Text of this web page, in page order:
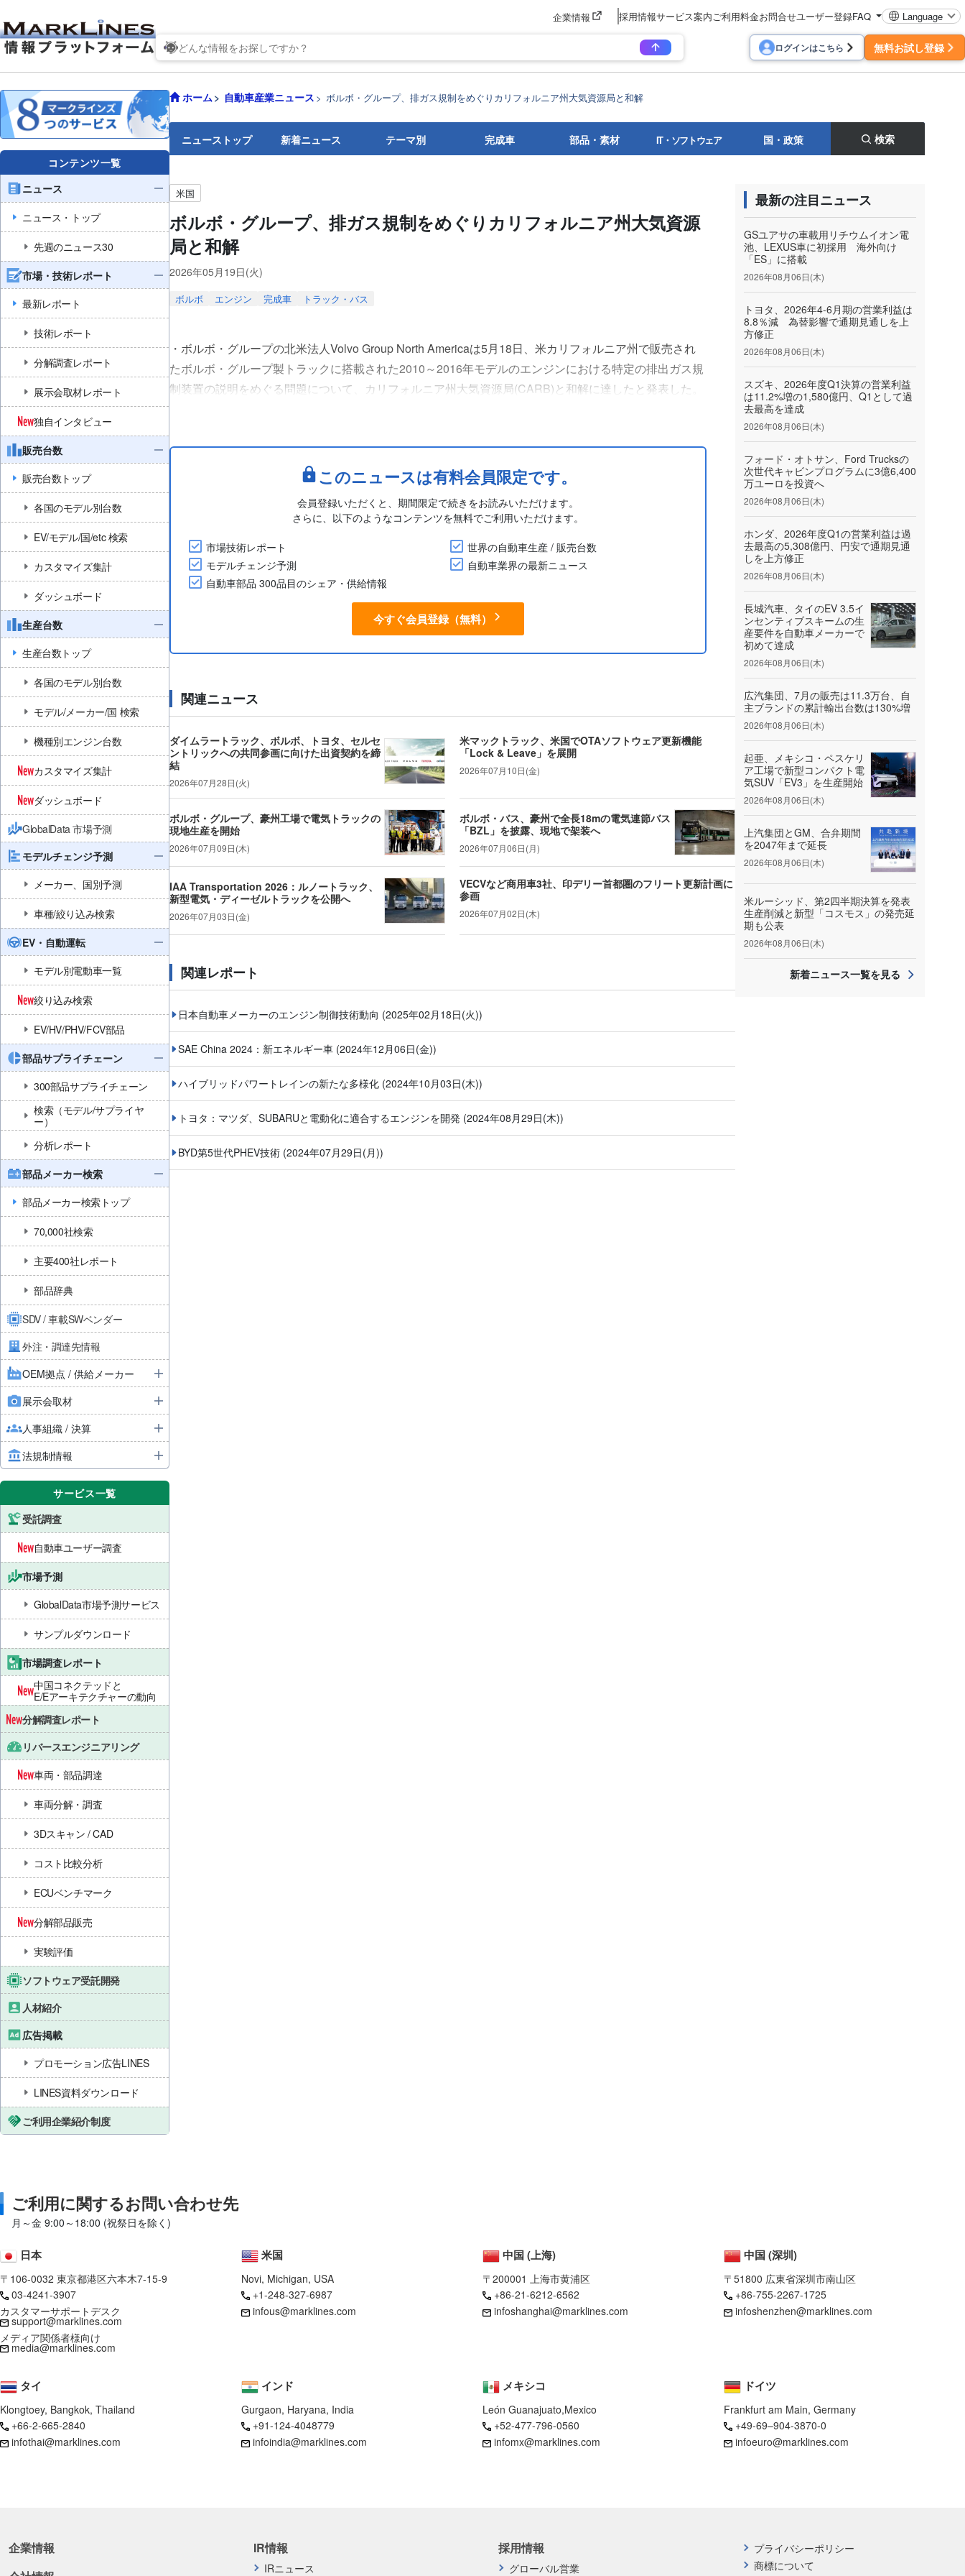
企業情報 採用情報サービス案内 ご利用料金お問合せユーザー登録FAQ Language
ログインはこちら 無料お試し登録
コンテンツ一覧
ニュース
ニュース・トップ
先週のニュース30
市場・技術レポート
最新レポート
技術レポート
分解調査レポート
展示会取材レポート
独自インタビュー
販売台数
販売台数トップ
各国のモデル別台数
EV/モデル/国/etc 検索
カスタマイズ集計
ダッシュボード
生産台数
生産台数トップ
各国のモデル別台数
モデル/メーカー/国 検索
機種別エンジン台数
カスタマイズ集計
ダッシュボード
GlobalData 市場予測
モデルチェンジ予測
メーカー、国別予測
車種/絞り込み検索
EV・自動運転
モデル別電動車一覧
絞り込み検索
EV/HV/PHV/FCV部品
部品サプライチェーン
300部品サプライチェーン
検索（モデル/サプライヤ
ー）
分析レポート
部品メーカー検索
部品メーカー検索トップ
70,000社検索
主要400社レポート
部品辞典
SDV / 車載SWベンダー
外注・調達先情報
OEM拠点 / 供給メーカー
展示会取材
人事組織 / 決算
法規制情報
サービス一覧
受託調査
自動車ユーザー調査
市場予測
GlobalData市場予測サービス
サンプルダウンロード
市場調査レポート
中国コネクテッドと
E/Eアーキテクチャーの動向
分解調査レポート
リバースエンジニアリング
車両・部品調達
車両分解・調査
3Dスキャン / CAD
コスト比較分析
ECUベンチマーク
分解部品販売
実験評価
ソフトウェア受託開発
人材紹介
広告掲載
プロモーション広告LINES
LINES資料ダウンロード
ご利用企業紹介制度
ホーム 自動車産業ニュース ボルボ・グループ、排ガス規制をめぐりカリフォルニア州大気資源局と和解
ニューストップ 新着ニュース テーマ別 完成車 部品・素材 IT・ソフトウェア 国・政策 検索
米国
ボルボ・グループ、排ガス規制をめぐりカリフォルニア州大気資源
局と和解
2026年05月19日(火)
ボルボ エンジン 完成車 トラック・バス
・ボルボ・グループの北米法人Volvo Group North Americaは5月18日、米カリフォルニア州で販売され
たボルボ・グループ製トラックに搭載された2010～2016年モデルのエンジンにおける特定の排出ガス規
制装置の説明をめぐる問題について、カリフォルニア州大気資源局(CARB)と和解に達したと発表した。
このニュースは有料会員限定です。
会員登録いただくと、期間限定で続きをお読みいただけます。
さらに、以下のようなコンテンツを無料でご利用いただけます。
市場技術レポート
世界の自動車生産 / 販売台数
モデルチェンジ予測
自動車業界の最新ニュース
自動車部品 300品目のシェア・供給情報
今すぐ会員登録（無料）
関連ニュース
ダイムラートラック、ボルボ、トヨタ、セルセ
ントリックへの共同参画に向けた出資契約を締
結
2026年07月28日(火)
米マックトラック、米国でOTAソフトウェア更新機能
「Lock & Leave」を展開
2026年07月10日(金)
ボルボ・グループ、豪州工場で電気トラックの
現地生産を開始
2026年07月09日(木)
ボルボ・バス、豪州で全長18mの電気連節バス
「BZL」を披露、現地で架装へ
2026年07月06日(月)
IAA Transportation 2026：ルノートラック、
新型電気・ディーゼルトラックを公開へ
2026年07月03日(金)
VECVなど商用車3社、印デリー首都圏のフリート更新計画に
参画
2026年07月02日(木)
関連レポート
日本自動車メーカーのエンジン制御技術動向 (2025年02月18日(火))
SAE China 2024：新エネルギー車 (2024年12月06日(金))
ハイブリッドパワートレインの新たな多様化 (2024年10月03日(木))
トヨタ：マツダ、SUBARUと電動化に適合するエンジンを開発 (2024年08月29日(木))
BYD第5世代PHEV技術 (2024年07月29日(月))
最新の注目ニュース
GSユアサの車載用リチウムイオン電
池、LEXUS車に初採用 海外向け
「ES」に搭載
2026年08月06日(木)
トヨタ、2026年4-6月期の営業利益は
8.8％減 為替影響で通期見通しを上
方修正
2026年08月06日(木)
スズキ、2026年度Q1決算の営業利益
は11.2%増の1,580億円、Q1として過
去最高を達成
2026年08月06日(木)
フォード・オトサン、Ford Trucksの
次世代キャビンプログラムに3億6,400
万ユーロを投資へ
2026年08月06日(木)
ホンダ、2026年度Q1の営業利益は過
去最高の5,308億円、円安で通期見通
しを上方修正
2026年08月06日(木)
長城汽車、タイのEV 3.5イ
ンセンティブスキームの生
産要件を自動車メーカーで
初めて達成
2026年08月06日(木)
広汽集団、7月の販売は11.3万台、自
主ブランドの累計輸出台数は130%増
2026年08月06日(木)
起亜、メキシコ・ペスケリ
ア工場で新型コンパクト電
気SUV「EV3」を生産開始
2026年08月06日(木)
上汽集団とGM、合弁期間
を2047年まで延長
2026年08月06日(木)
米ルーシッド、第2四半期決算を発表
生産削減と新型「コスモス」の発売延
期も公表
2026年08月06日(木)
新着ニュース一覧を見る
ご利用に関するお問い合わせ先
月～金 9:00～18:00 (祝祭日を除く)
日本
〒106-0032 東京都港区六本木7-15-9
03-4241-3907
カスタマーサポートデスク
support@marklines.com
メディア関係者様向け
media@marklines.com
米国
Novi, Michigan, USA
+1-248-327-6987
infous@marklines.com
メキシコ
León Guanajuato,Mexico
+52-477-796-0560
infomx@marklines.com
ドイツ
Frankfurt am Main, Germany
+49-69–904-3870-0
infoeuro@marklines.com
中国 (上海)
〒200001 上海市黄浦区
+86-21-6212-6562
infoshanghai@marklines.com
中国 (深圳)
〒51800 広東省深圳市南山区
+86-755-2267-1725
infoshenzhen@marklines.com
タイ
Klongtoey, Bangkok, Thailand
+66-2-665-2840
infothai@marklines.com
インド
Gurgaon, Haryana, India
+91-124-4048779
infoindia@marklines.com
企業情報
プライバシーポリシー
商標について
採用情報
グローバル営業
IR情報
IRニュース